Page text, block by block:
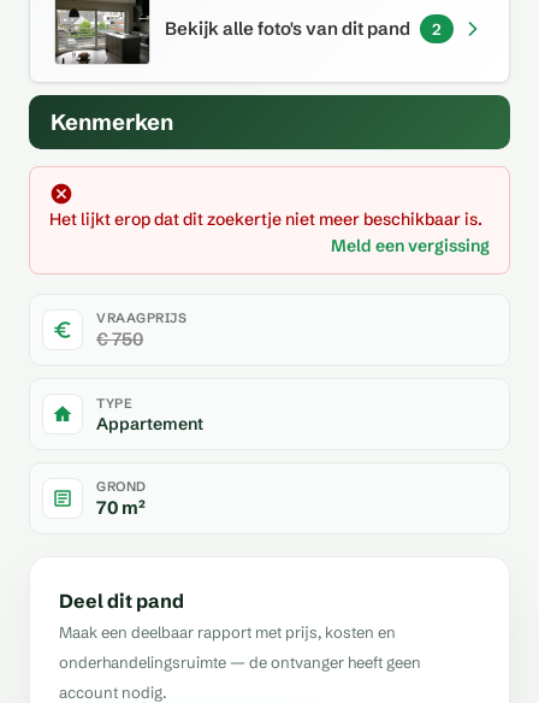
Bekijk alle foto's van dit pand 2
Kenmerken
Het lijkt erop dat dit zoekertje niet meer beschikbaar is.
Meld een vergissing
VRAAGPRIJS
€ 750
TYPE
Appartement
GROND
70 m²
Deel dit pand
Maak een deelbaar rapport met prijs, kosten en
onderhandelingsruimte — de ontvanger heeft geen
account nodig.